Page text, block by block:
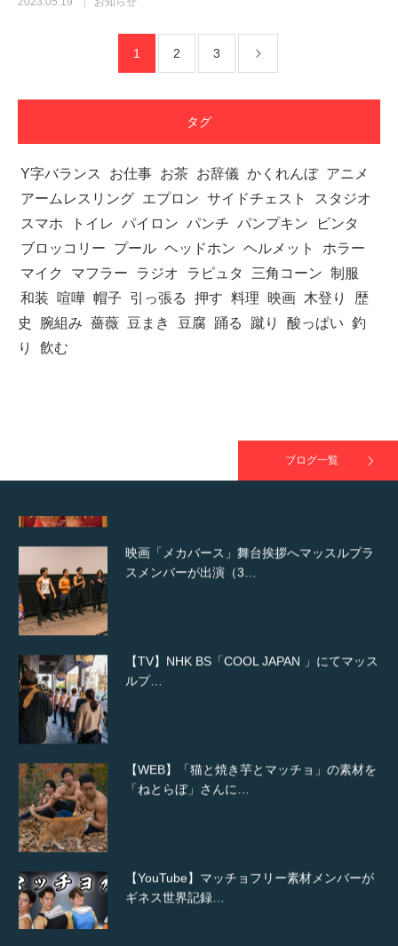
1 2 3
タグ
Y字バランス お仕事 お茶 お辞儀 かくれんぼ アニメ
アームレスリング エプロン サイドチェスト
スタジオ
スマホ
トイレ パイロン パンチ パンプキン
ビンタ
ブロッコリー
プール ヘッドホン ヘルメット
ホラー
マイク
マフラー ラジオ ラピュタ 三角コーン 制服
和装
喧嘩 帽子 引っ張る 押す 料理 映画 木登り
歴
史
腕組み 薔薇 豆まき 豆腐 踊る 蹴り 酸っぱい 釣
り
飲む
ブログ一覧
TOKYO FMラジオ番組「ONE MORNING」
で紹介さ…
NHK「所さん！事件ですよ」に取材されまし
た（6/8放送）